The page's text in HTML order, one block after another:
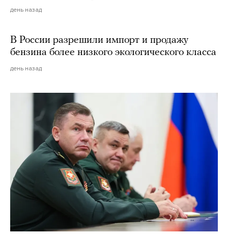
день назад
В России разрешили импорт и продажу
бензина более низкого экологического класса
день назад